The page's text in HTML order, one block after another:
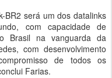
BR2 será um dos datalinks
com capacidade de
Brasil na vanguarda da
com desenvolvimento
de todos os
Farias.